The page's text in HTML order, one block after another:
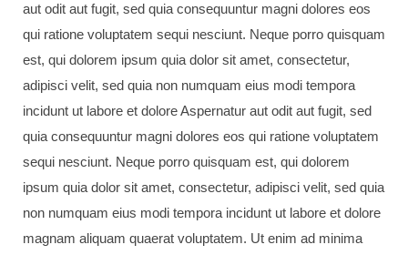
aut odit aut fugit, sed quia consequuntur magni dolores eos
qui ratione voluptatem sequi nesciunt. Neque porro quisquam
est, qui dolorem ipsum quia dolor sit amet, consectetur,
adipisci velit, sed quia non numquam eius modi tempora
incidunt ut labore et dolore Aspernatur aut odit aut fugit, sed
quia consequuntur magni dolores eos qui ratione voluptatem
sequi nesciunt. Neque porro quisquam est, qui dolorem
ipsum quia dolor sit amet, consectetur, adipisci velit, sed quia
non numquam eius modi tempora incidunt ut labore et dolore
magnam aliquam quaerat voluptatem. Ut enim ad minima